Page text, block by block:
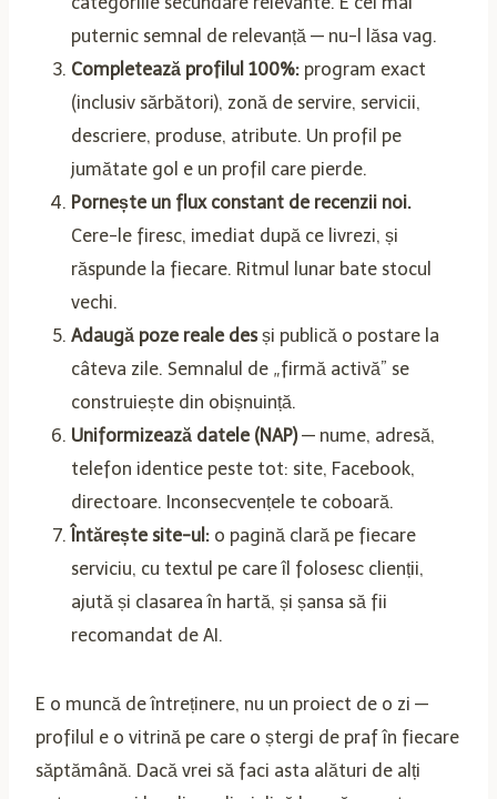
puternic semnal de relevanță — nu-l lăsa vag.
Completează profilul 100%: program exact
(inclusiv sărbători), zonă de servire, servicii,
descriere, produse, atribute. Un profil pe
jumătate gol e un profil care pierde.
Pornește un flux constant de recenzii noi.
Cere-le firesc, imediat după ce livrezi, și
răspunde la fiecare. Ritmul lunar bate stocul
vechi.
Adaugă poze reale desși publică o postare la
câteva zile. Semnalul de „firmă activă” se
construiește din obișnuință.
Uniformizează datele (NAP)— nume, adresă,
telefon identice peste tot: site, Facebook,
directoare. Inconsecvențele te coboară.
Întărește site-ul: o pagină clară pe fiecare
serviciu, cu textul pe care îl folosesc clienții,
ajută și clasarea în hartă, și șansa să fii
recomandat de AI.
E o muncă de întreținere, nu un proiect de o zi —
profilul e o vitrină pe care o ștergi de praf în fiecare
săptămână. Dacă vrei să faci asta alături de alți